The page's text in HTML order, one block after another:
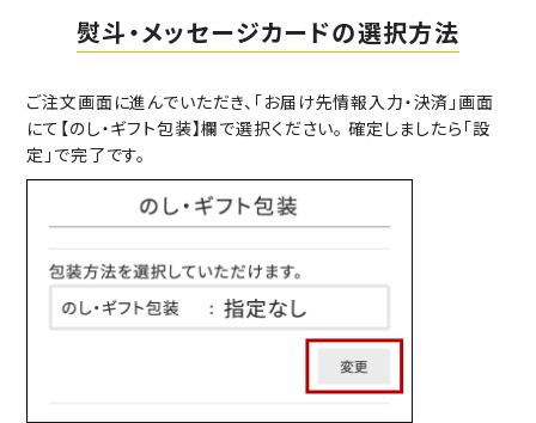
熨斗・メッセージカードの選択方法
ご注文画面に進んでいただき、「お届け先情報入力・決済」画面
にて【のし・ギフト包装】欄で選択ください。 確定しましたら「設
定」で完了です。